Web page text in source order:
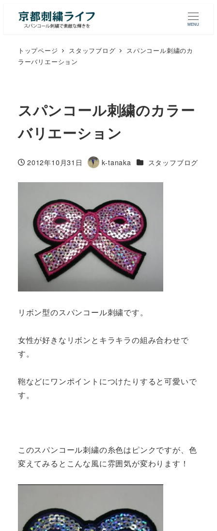
MENU
トップページ スタッフブログ
スパンコール刺繍のカ
ラーバリエーション
スパンコール刺繍のカラー
バリエーション
投稿日
2012年10月31日
著
k-tanaka カテゴリー
スタッフブログ
リボン型のスパンコール刺繍です。
女性が好きなリボンとキラキラの組み合わせで
す。
鞄などにワンポイントにつけたりすると可愛いで
す。
このスパンコール刺繍の糸色はピンクですが、色
変えてみるとこんな風に雰囲気が変わります！